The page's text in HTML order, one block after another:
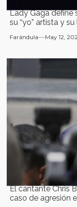
Lady Gaga define
su “yo” artista y
Farándula May 12,
El cantante Chris
caso de agresión